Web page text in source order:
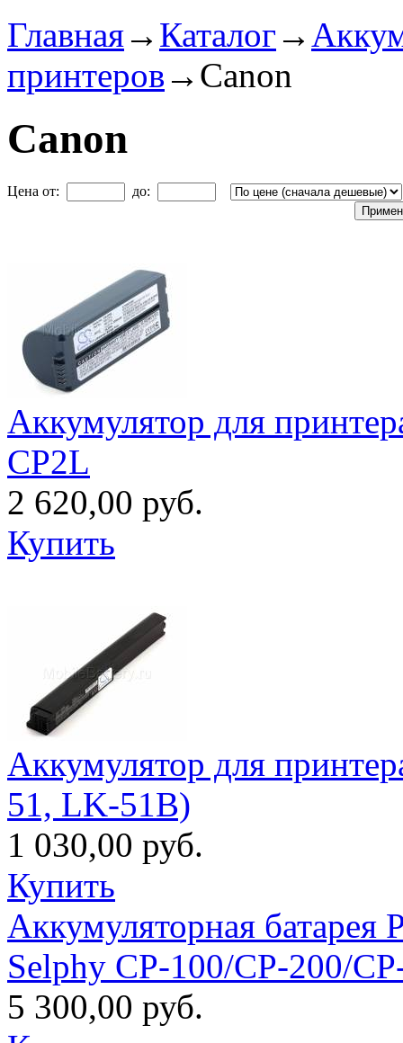
Главная→ Каталог →
принтеров → Canon
Canon
Цена от: до:
Аккумулятор для
CP2L
2 620,00 руб.
Купить
Аккумулятор для
51, LK-51B)
1 030,00 руб.
Купить
Аккумуляторная батарея
Selphy CP-100/CP-200/
5 300,00 руб.